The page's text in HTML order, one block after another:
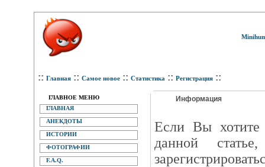
:: Главная :: Самое новое :: Статистика :: Регистрация ::
ГЛАВНОЕ МЕНЮ
ГЛАВНАЯ
АНЕКДОТЫ
ИСТОРИИ
ФОТОГРАФИИ
F.A.Q.
Информация
Eсли Вы хотите
данной